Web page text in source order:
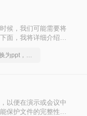
候，我们可能需要将
面，我将详细介绍几
怎么将pdf转换成换为ppt，这个解决方法不容错过
以便在演示或会议中
保护文件的完整性和